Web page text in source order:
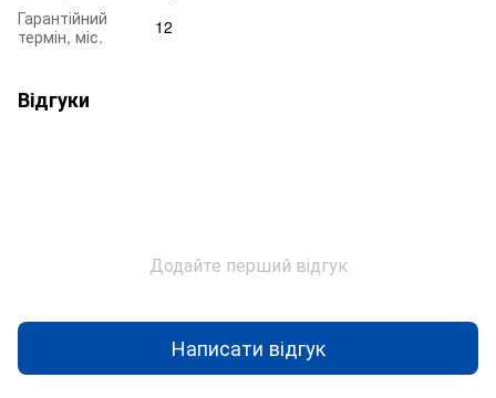
Гарантійний
термін, міс.
12
Відгуки
Додайте перший відгук
Написати відгук